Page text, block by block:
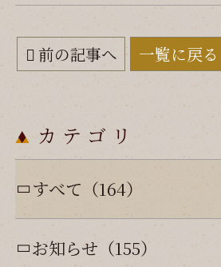
前の記事へ 一覧に戻る
カテゴリ
すべて（164）
お知らせ（155）